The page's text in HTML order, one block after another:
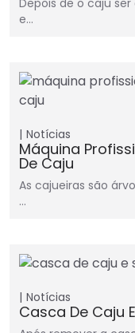
e…
Notícias
Máquina
De Caju
As cajueiras são
…
Notícias
Casca De Caju